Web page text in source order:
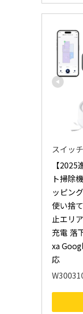
スイッ
【
ト掃除
ッピン
使い捨
止エリ
充電 落
xa
応